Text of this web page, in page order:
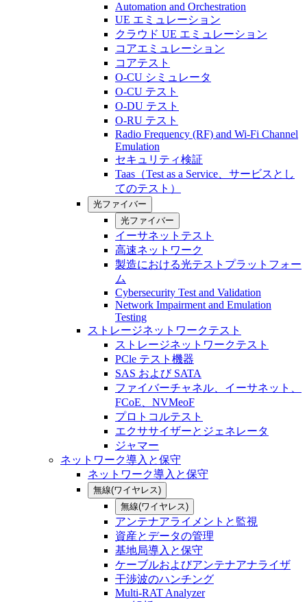
Automation and Orchestration
UE エミュレーション
クラウド UE エミュレーション
コアエミュレーション
コアテスト
O-CU シミュレータ
O-CU テスト
O-DU テスト
O-RU テスト
Radio Frequency (RF) and Wi-Fi Channel
Emulation
セキュリティ検証
Taas（Test as a Service、サービスとし
てのテスト）
光ファイバー
光ファイバー
イーサネットテスト
高速ネットワーク
製造における光テストプラットフォー
ム
Cybersecurity Test and Validation
Network Impairment and Emulation
Testing
ストレージネットワークテスト
ストレージネットワークテスト
PCle テスト機器
SAS および SATA
ファイバーチャネル、イーサネット、
FCoE、NVMeoF
プロトコルテスト
エクササイザーとジェネレータ
ジャマー
ネットワーク導入と保守
ネットワーク導入と保守
無線(ワイヤレス)
無線(ワイヤレス)
アンテナアライメントと監視
資産とデータの管理
基地局導入と保守
ケーブルおよびアンテナアナライザ
干渉波のハンチング
Multi-RAT Analyzer